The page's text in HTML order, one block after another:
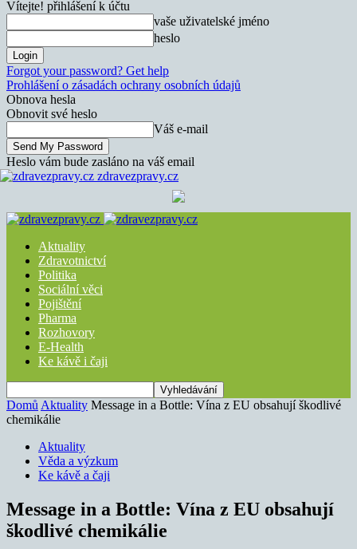
Vítejte! přihlášení k účtu
vaše uživatelské jméno
heslo
Forgot your password? Get help
Prohlášení o zásadách ochrany osobních údajů
Obnova hesla
Obnovit své heslo
Váš e-mail
Heslo vám bude zasláno na váš email
zdravezpravy.cz
Aktuality
Zdravotnictví
Politika
Sociální věci
Pojištění
Pharma
Rozhovory
E-Health
Ke kávě i čaji
Domů Aktuality Message in a Bottle: Vína z EU obsahují škodlivé
chemikálie
Aktuality
Věda a výzkum
Ke kávě a čaji
Message in a Bottle: Vína z EU obsahují
škodlivé chemikálie